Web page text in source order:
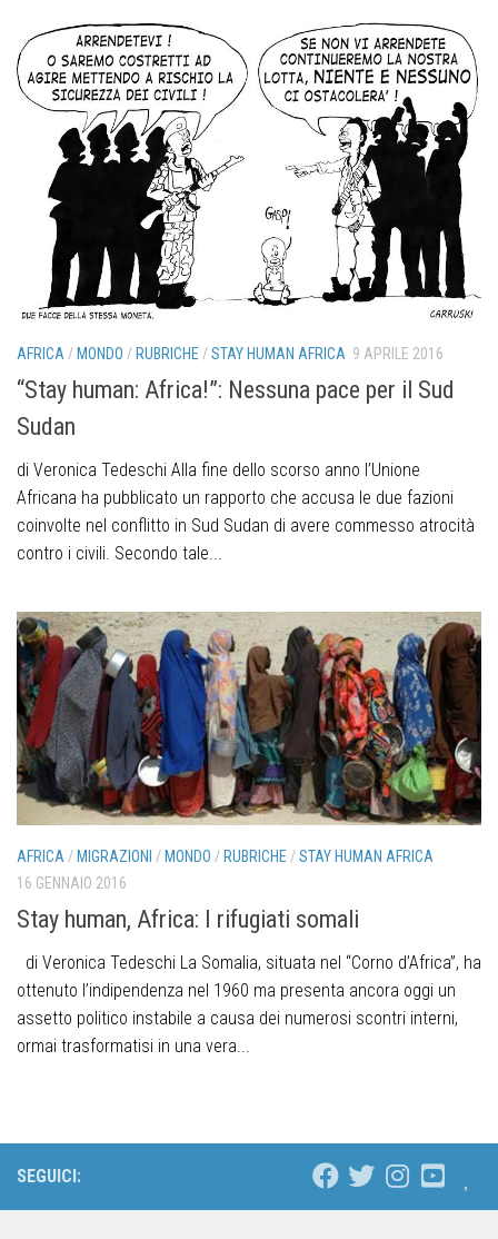
AFRICA / MONDO / RUBRICHE /STAY HUMAN AFRICA 9 APRILE 2016
“Stay human: Africa!”: Nessuna pace per il Sud
Sudan
di Veronica Tedeschi Alla fine dello scorso anno l’Unione
Africana ha pubblicato un rapporto che accusa le due fazioni
coinvolte nel conflitto in Sud Sudan di avere commesso atrocità
contro i civili. Secondo tale...
AFRICA / MIGRAZIONI / MONDO / RUBRICHE /STAY HUMAN AFRICA
16 GENNAIO 2016
Stay human, Africa: I rifugiati somali
di Veronica Tedeschi La Somalia, situata nel “Corno d’Africa”, ha
ottenuto l’indipendenza nel 1960 ma presenta ancora oggi un
assetto politico instabile a causa dei numerosi scontri interni,
ormai trasformatisi in una vera...
SEGUICI: